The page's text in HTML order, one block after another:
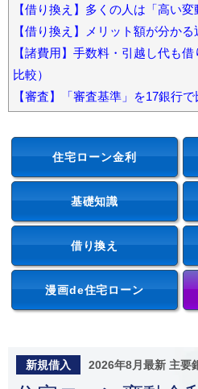
【借り換え】多くの人は「高い
【借り換え】メリット額が分か
【諸費用】手数料・引越し代も
比較）
【審査】「審査基準」を17銀行
住宅ローン金利
基礎知識
借り換え
漫画de住宅ローン
新規借入 2026年8月最新 主要